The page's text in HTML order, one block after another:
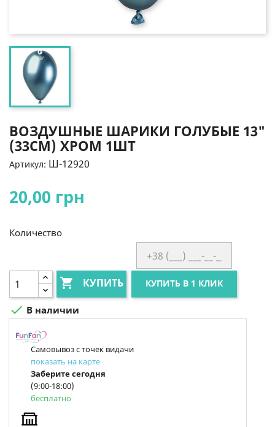
ВОЗДУШНЫЕ ШАРИКИ ГОЛУБЫЕ 13"
(33СМ) ХРОМ 1ШТ
Артикул: Ш-12920
20,00 грн
Количество
 КУПИТЬ КУПИТЬ В 1 КЛИК
 В наличии
Самовывоз с точек видачи
показать на карте
Заберите сегодня
(9:00-18:00)
бесплатно